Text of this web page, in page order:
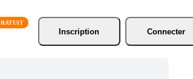
Inscription
Connecter